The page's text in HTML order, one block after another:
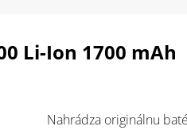
Li-Ion 1700 mAh
Nahrádza originálnu